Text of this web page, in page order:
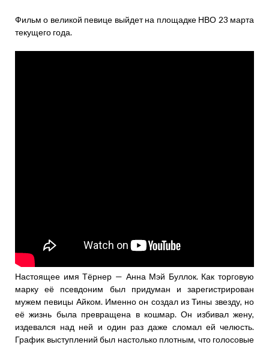
Фильм о великой певице выйдет на площадке НВО 23 марта
текущего года.
Настоящее имя Тёрнер — Анна Мэй Буллок. Как торговую
марку её псевдоним был придуман и зарегистрирован
мужем певицы Айком. Именно он создал из Тины звезду, но
её жизнь была превращена в кошмар. Он избивал жену,
издевался над ней и один раз даже сломал ей челюсть.
График выступлений был настолько плотным, что голосовые